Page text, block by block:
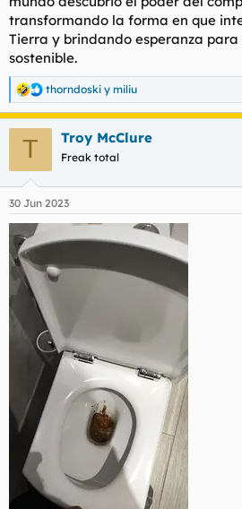
transformando la forma en que
Tierra y brindando esperanza
sostenible.
R
e
a
e
s
:
thorndoski y miliu
T Troy McClure
Freak total
30 Jun 2023